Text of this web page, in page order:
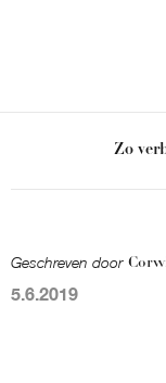
Zo
Geschreven door
5.6.2019